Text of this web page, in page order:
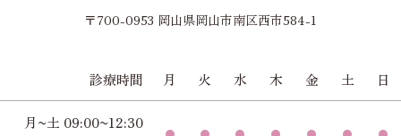
〒700-0953 岡山県岡山市南区西市584-1
診療時間 月 火 水 木 金 土 日
月~土 09:00~12:30